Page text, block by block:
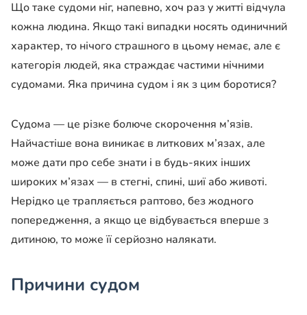
Що таке судоми ніг, напевно, хоч раз у житті відчула
кожна людина. Якщо такі випадки носять одиничний
характер, то нічого страшного в цьому немає, але є
категорія людей, яка страждає частими нічними
судомами. Яка причина судом і як з цим боротися?
Судома — це різке болюче скорочення м’язів.
Найчастіше вона виникає в литкових м’язах, але
може дати про себе знати і в будь-яких інших
широких м’язах — в стегні, спині, шиї або животі.
Нерідко це трапляється раптово, без жодного
попередження, а якщо це відбувається вперше з
дитиною, то може її серйозно налякати.
Причини судом